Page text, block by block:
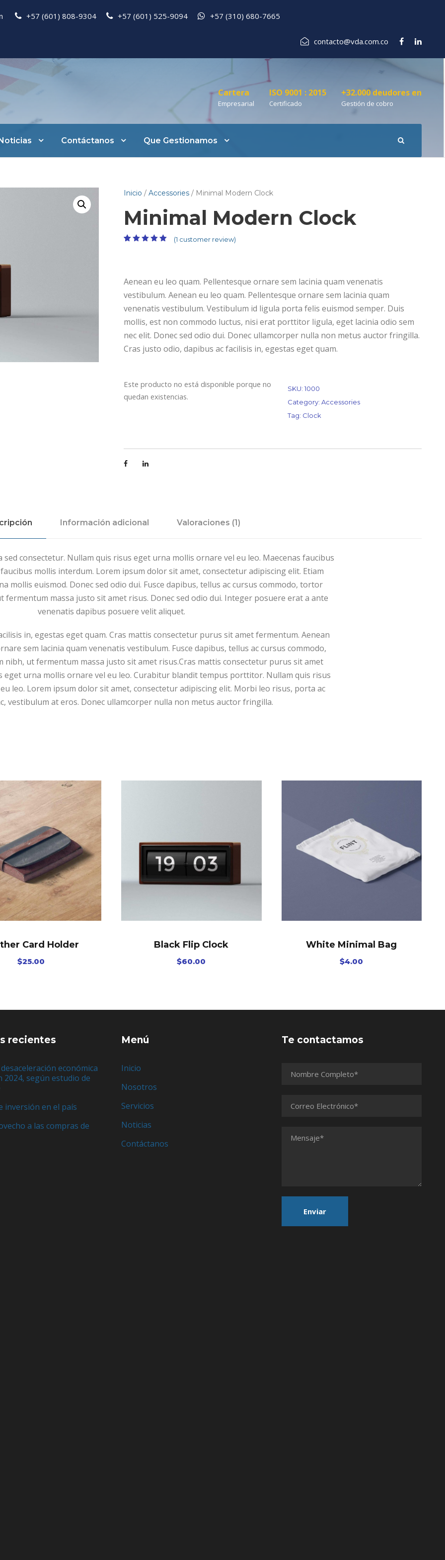
+57 (601) 808-9304 +57 (601) 525-9094
+57 (310) 680-7665
contacto@vda.com.co
Cartera
Empresarial
ISO 9001 : 2015
Certificado
+32.000 deudores en
Gestión de cobro
Contáctanos Que Gestionamos
Inicio / Accessories / Minimal Modern Clock
Minimal Modern Clock
(1 customer review)
Aenean eu leo quam. Pellentesque ornare sem lacinia quam venenatis
vestibulum. Aenean eu leo quam. Pellentesque ornare sem lacinia quam
venenatis vestibulum. Vestibulum id ligula porta felis euismod semper. Duis
mollis, est non commodo luctus, nisi erat porttitor ligula, eget lacinia odio sem
nec elit. Donec sed odio dui. Donec ullamcorper nulla non metus auctor fringilla.
Cras justo odio, dapibus ac facilisis in, egestas eget quam.
Este producto no está disponible porque no
quedan existencias.
SKU: 1000
Category: Accessories
Tag: Clock
Información adicional Valoraciones (1)
sed consectetur. Nullam quis risus eget urna mollis ornare vel eu leo. Maecenas faucibus
mollis interdum. Lorem ipsum dolor sit amet, consectetur adipiscing elit. Etiam
mollis euismod. Donec sed odio dui. Fusce dapibus, tellus ac cursus commodo, tortor
fermentum massa justo sit amet risus. Donec sed odio dui. Integer posuere erat a ante
venenatis dapibus posuere velit aliquet.
in, egestas eget quam. Cras mattis consectetur purus sit amet fermentum. Aenean
sem lacinia quam venenatis vestibulum. Fusce dapibus, tellus ac cursus commodo,
ut fermentum massa justo sit amet risus.Cras mattis consectetur purus sit amet
eget urna mollis ornare vel eu leo. Curabitur blandit tempus porttitor. Nullam quis risus
leo. Lorem ipsum dolor sit amet, consectetur adipiscing elit. Morbi leo risus, porta ac
vestibulum at eros. Donec ullamcorper nulla non metus auctor fringilla.
Card Holder
$25.00
Black Flip Clock
$60.00
White Minimal Bag
$4.00
recientes
económica
2024, según estudio de
inversión en el país
a las compras de
Menú
Inicio
Nosotros
Servicios
Noticias
Contáctanos
Te contactamos